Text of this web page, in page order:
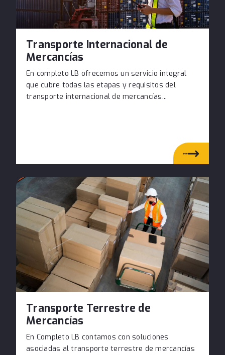
Transporte Internacional de
Mercancías
En completo LB ofrecemos un servicio integral
que cubre todas las etapas y requisitos del
transporte internacional de mercancías...
Transporte Terrestre de
Mercancías
En Completo LB contamos con soluciones
asociadas al transporte terrestre de mercancías